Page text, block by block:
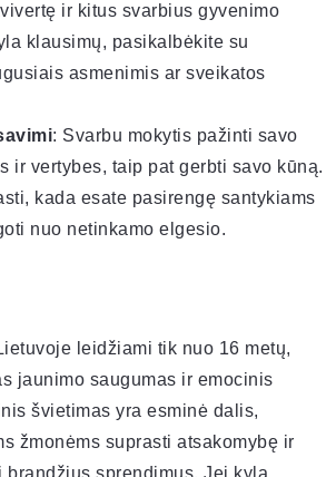
ir kitus svarbius gyvenimo
klausimų, pasikalbėkite su
asmenimis ar sveikatos
: Svarbu mokytis pažinti savo
ir vertybes, taip pat gerbti savo kūną.
kada esate pasirengę santykiams
nuo netinkamo elgesio.
leidžiami tik nuo 16 metų,
jaunimo saugumas ir emocinis
švietimas yra esminė dalis,
žmonėms suprasti atsakomybę ir